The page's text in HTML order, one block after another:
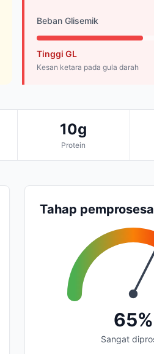
Beban Glisemik
Tinggi GL
Kesan ketara pada gula darah
10g
Protein
Tahap
65%
Sangat